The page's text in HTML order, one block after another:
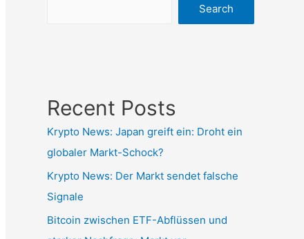
Search
Recent Posts
Krypto News: Japan greift ein: Droht ein
globaler Markt-Schock?
Krypto News: Der Markt sendet falsche
Signale
Bitcoin zwischen ETF-Abflüssen und